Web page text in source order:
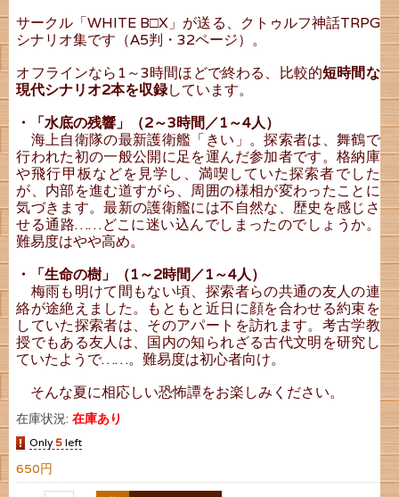
サークル「WHITE B□X」が送る、クトゥルフ神話TRPG
シナリオ集です（A5判・32ページ）。
オフラインなら1～3時間ほどで終わる、比較的短時間な
現代シナリオ2本を収録しています。
・「水底の残響」（2～3時間／1～4人）
海上自衛隊の最新護衛艦「きい」。探索者は、舞鶴で
行われた初の一般公開に足を運んだ参加者です。格納庫
や飛行甲板などを見学し、満喫していた探索者でした
が、内部を進む道すがら、周囲の様相が変わったことに
気づきます。最新の護衛艦には不自然な、歴史を感じさ
せる通路……どこに迷い込んでしまったのでしょうか。
難易度はやや高め。
・「生命の樹」（1～2時間／1～4人）
梅雨も明けて間もない頃、探索者らの共通の友人の連
絡が途絶えました。もともと近日に顔を合わせる約束を
していた探索者は、そのアパートを訪れます。考古学教
授でもある友人は、国内の知られざる古代文明を研究し
ていたようで……。難易度は初心者向け。
そんな夏に相応しい恐怖譚をお楽しみください。
在庫状況:在庫あり
Only 5 left
650円